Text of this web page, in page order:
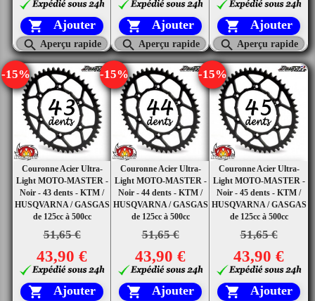
 Ajouter
 Aperçu rapide
 Ajouter
 Aperçu rapide
 Ajouter
 Aperçu rapide
Couronne Acier Ultra-
Light MOTO-MASTER -
Noir - 43 dents - KTM /
HUSQVARNA / GASGAS
de 125cc à 500cc
51,65 €
-15%
43,90 €
 Ajouter
Couronne Acier Ultra-
Light MOTO-MASTER -
Noir - 44 dents - KTM /
HUSQVARNA / GASGAS
de 125cc à 500cc
51,65 €
-15%
43,90 €
 Ajouter
Couronne Acier Ultra-
Light MOTO-MASTER -
Noir - 45 dents - KTM /
HUSQVARNA / GASGAS
de 125cc à 500cc
51,65 €
-15%
43,90 €
 Ajouter